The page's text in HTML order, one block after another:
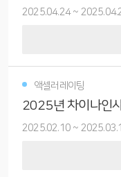
2025.04.24~
액셀러레이팅
2025년 차이나인
2025.02.10 ~